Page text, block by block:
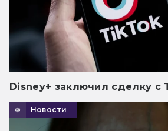
Disney+ заключил сделку с
Новости